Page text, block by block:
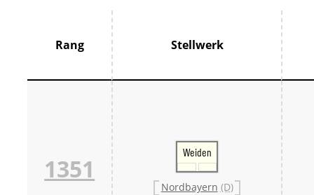
France
Italien
Rang Stellwerk
1351
Weiden
Nordbayern (D)